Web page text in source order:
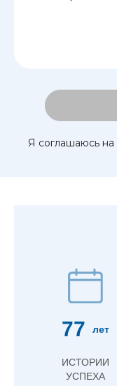
Я соглашаюсь на
77 лет
ИСТОРИИ
УСПЕХА